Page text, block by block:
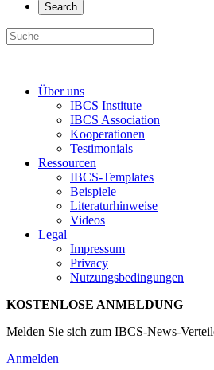
Search
Über uns
IBCS Institute
IBCS Association
Kooperationen
Testimonials
Ressourcen
IBCS-Templates
Beispiele
Literaturhinweise
Videos
Legal
Impressum
Privacy
Nutzungsbedingungen
KOSTENLOSE ANMELDUNG
Melden Sie sich zum IBCS-News-
Anmelden